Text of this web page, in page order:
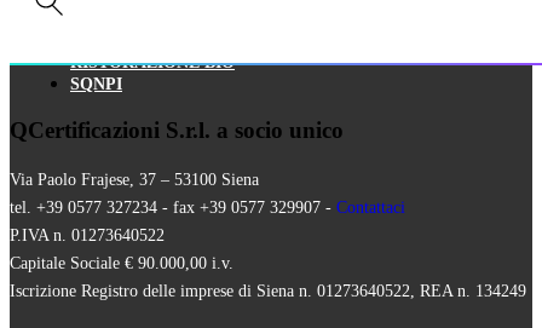
RISTORAZIONE BIO
SQNPI
QCertificazioni S.r.l. a socio unico
Via Paolo Frajese, 37 – 53100 Siena
tel. +39 0577 327234 - fax +39 0577 329907 - Contattaci
P.IVA n. 01273640522
Capitale Sociale € 90.000,00 i.v.
Iscrizione Registro delle imprese di Siena n. 01273640522, REA n. 134249